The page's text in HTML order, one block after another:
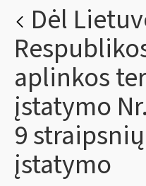
Dėl
aplinkos
įstatymo
9
įstatymo